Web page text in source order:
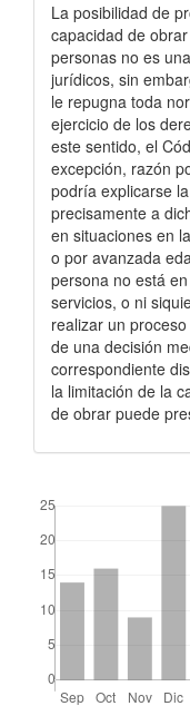
La posibilidad de
capacidad de
personas no es
jurídicos, sin
le repugna toda
ejercicio de los
este sentido, el
excepción, razón
podría explicarse
precisamente a
en situaciones en
o por avanzada
persona no está
servicios, o ni
realizar un
de una decisión
correspondiente
la limitación de la
de obrar puede